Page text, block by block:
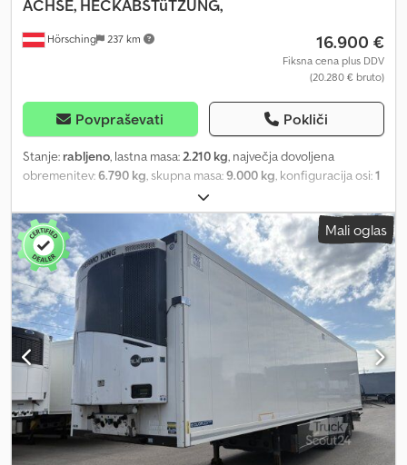
Hörsching 237 km
ACHSE, HECKABSTüTZUNG,
16.900 €
Fiksna cena plus DDV
(20.280 € bruto)
Povpraševati Pokliči
Stanje: rabljeno, lastna masa:2.210 kg, največja dovoljena
obremenitev:6.790 kg, skupna masa:9.000 kg, konfiguracija osi:1
, naslednji pregled (TÜV):
skupna dolžina:2.480 mm, skupna širina:1.250 mm, skupna višina:
89.050 mm
zrak, velikost pnevmatike:385/65R22,5,
Oprema:ABS, | Krone 1-osno podvozje | Krone os | Nosilec
rezervnega kolesa | Zadnja podpora | Pnevmatike: 385/65R22,5 |
Kolutne zavore | Lastna masa: 2260 kg | Veljaven tehnični
pregled/TÜV do | Pridržujemo si pravico do napak, tipkarskih
napak in predhodne prodaje. Dcodpfszn H N Eox Acgsk
Mali oglas